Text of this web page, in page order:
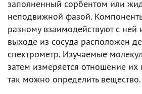
заполненный сорбентом или
неподвижной фазой.
разному взаимодействуют с ней
выходе из сосуда расположен
спектрометр. Изучаемые
затем измеряется отношение их
так можно определить вещество.